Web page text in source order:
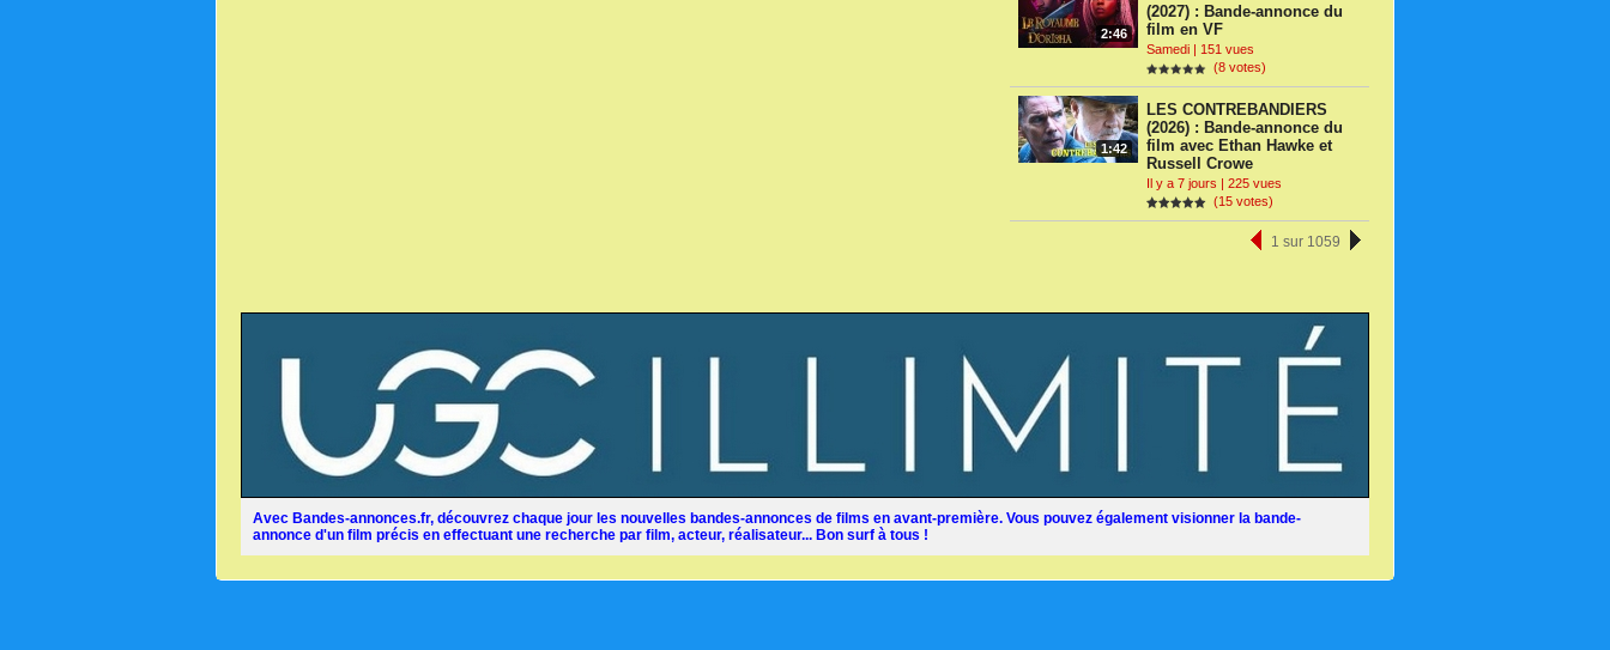
2:46
(2027) : Bande-annonce du
film en VF
Samedi | 151 vues
(8 votes)
1:42
LES CONTREBANDIERS
(2026) : Bande-annonce du
film avec Ethan Hawke et
Russell Crowe
Il y a 7 jours | 225 vues
(15 votes)
1 sur 1059
Avec Bandes-annonces.fr, découvrez chaque jour les nouvelles bandes-annonces de films en avant-première. Vous pouvez également visionner la bande-
annonce d'un film précis en effectuant une recherche par film, acteur, réalisateur... Bon surf à tous !